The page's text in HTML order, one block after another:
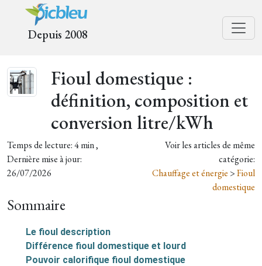
Depuis 2008
Fioul domestique :
définition, composition et
conversion litre/kWh
Temps de lecture: 4 min ,
Dernière mise à jour:
26/07/2026
Voir les articles de même
catégorie:
Chauffage et énergie >Fioul
domestique
Sommaire
Le fioul description
Différence fioul domestique et lourd
Pouvoir calorifique fioul domestique